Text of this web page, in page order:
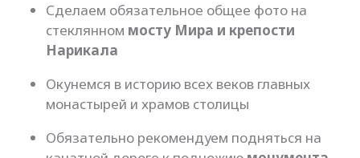
Сделаем обязательное общее фото на
стеклянном мосту Мира и крепости
Нарикала
Окунемся в историю всех веков главных
монастырей и храмов столицы
Обязательно рекомендуем подняться на